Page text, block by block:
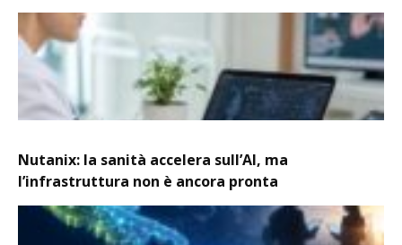
Nutanix: la sanità accelera sull’AI, ma
l’infrastruttura non è ancora pronta